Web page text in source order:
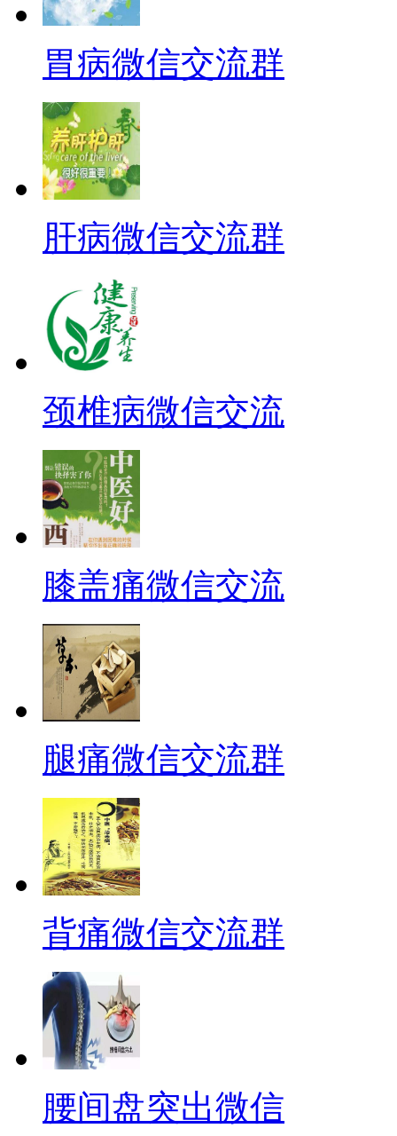
胃病微信交流群
肝病微信交流群
颈椎病微信交流
膝盖痛微信交流
腿痛微信交流群
背痛微信交流群
腰间盘突出微信